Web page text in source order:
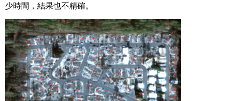
少時間，結果也不精確。